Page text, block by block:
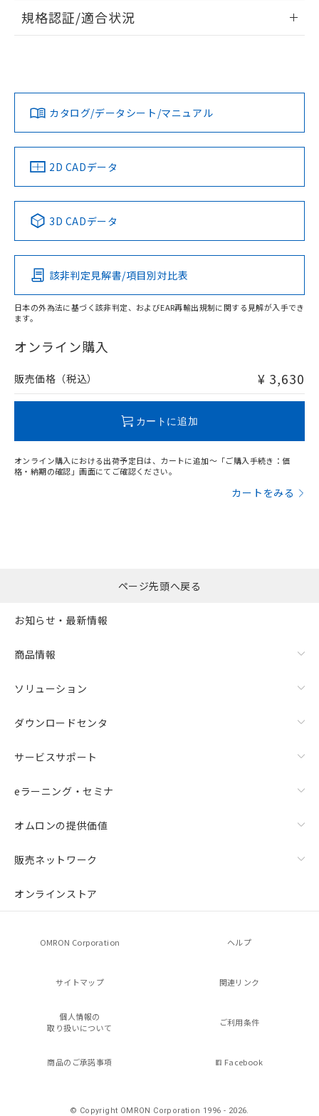
ログイン/会員登録
ダウンロードデータをご利用いただく前に、以下を必ずお読
みください。
ソフトウェアの使用条件
EU RoHS 注意事項・凡例
対応済み
中国 RoHS 注意事項・凡例
Pb Hg Cd Cr(VI)
O
在庫等で未対応品が混在する可能性があります。
問い合わせください。
規格認証/適合状況
カタログ/データシート/マニュアル
2D CADデータ
3D CADデータ
該非判定見解書/項目別対比表
日本の外為法に基づく該非判定、およびEAR再輸出規制に関する見解が入手でき
ます。
オンライン購入
販売価格（税込） ¥ 3,630
カートに追加
オンライン購入における出荷予定日は、カートに追加～「ご購入手続き：価
格・納期の確認」画面にてご確認ください。
カートをみる
ページ先頭へ戻る
お知らせ・最新情報
商品情報
ソリューション
ダウンロードセンタ
サービスサポート
eラーニング・セミナ
オムロンの提供価値
販売ネットワーク
オンラインストア
OMRON Corporation ヘルプ
サイトマップ 関連リンク
個人情報の
取り扱いについて
ご利用条件
商品のご承諾事項 Facebook
© Copyright OMRON Corporation 1996 - 2026.